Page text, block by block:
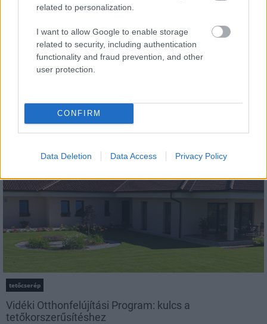
related to personalization.
I want to allow Google to enable storage
related to security, including authentication
functionality and fraud prevention, and other
user protection.
CONFIRM
Data Deletion Data Access Privacy Policy
tetőcserép
tetőcserép
Vidéki Otthonfelújítási Program: kulcs a
tetőkorszerűsítéshez